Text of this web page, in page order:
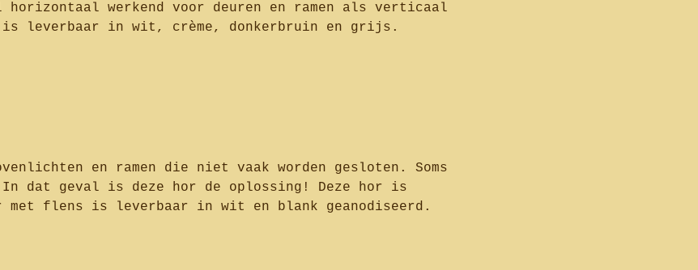
horizontaal werkend voor deuren en ramen als verticaal
is leverbaar in wit, crème, donkerbruin en grijs.
en ramen die niet vaak worden gesloten. Soms
dat geval is deze hor de oplossing! Deze hor is
met flens is leverbaar in wit en blank geanodiseerd.